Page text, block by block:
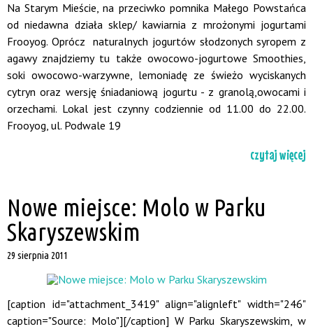
Na Starym Mieście, na przeciwko pomnika Małego Powstańca
od niedawna działa sklep/ kawiarnia z mrożonymi jogurtami
Frooyog. Oprócz naturalnych jogurtów słodzonych syropem z
agawy znajdziemy tu także owocowo-jogurtowe Smoothies,
soki owocowo-warzywne, lemoniadę ze świeżo wyciskanych
cytryn oraz wersję śniadaniową jogurtu - z granolą,owocami i
orzechami. Lokal jest czynny codziennie od 11.00 do 22.00.
Frooyog, ul. Podwale 19
czytaj więcej
Nowe miejsce: Molo w Parku
Skaryszewskim
29 sierpnia 2011
[caption id="attachment_3419" align="alignleft" width="246"
caption="Source: Molo"][/caption] W Parku Skaryszewskim, w